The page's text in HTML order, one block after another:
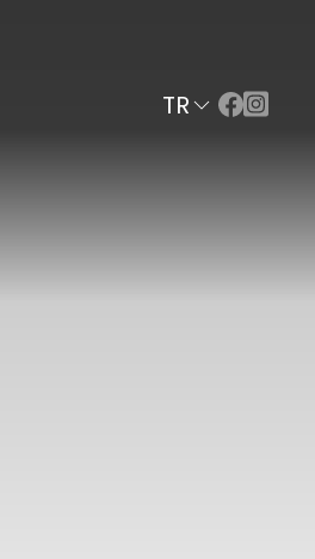
TR